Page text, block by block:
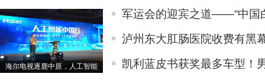
海尔电视逐鹿中原，人工智能
军运会的迎宾之道——“中国
泸州东大肛肠医院收费有黑
凯利蓝皮书获奖最多车型！